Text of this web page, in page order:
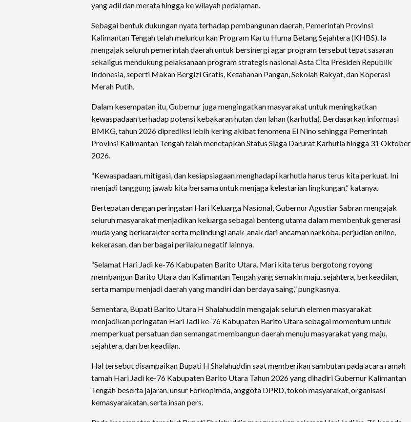
yang adil dan merata hingga ke wilayah pedalaman.
Sebagai bentuk dukungan nyata terhadap pembangunan daerah, Pemerintah Provinsi
Kalimantan Tengah telah meluncurkan Program Kartu Huma Betang Sejahtera (KHBS). Ia
mengajak seluruh pemerintah daerah untuk bersinergi agar program tersebut tepat sasaran
sekaligus mendukung pelaksanaan program strategis nasional Asta Cita Presiden Republik
Indonesia, seperti Makan Bergizi Gratis, Ketahanan Pangan, Sekolah Rakyat, dan Koperasi
Merah Putih.
Dalam kesempatan itu, Gubernur juga mengingatkan masyarakat untuk meningkatkan
kewaspadaan terhadap potensi kebakaran hutan dan lahan (karhutla). Berdasarkan informasi
BMKG, tahun 2026 diprediksi lebih kering akibat fenomena El Nino sehingga Pemerintah
Provinsi Kalimantan Tengah telah menetapkan Status Siaga Darurat Karhutla hingga 31 Oktober
2026.
“Kewaspadaan, mitigasi, dan kesiapsiagaan menghadapi karhutla harus terus kita perkuat. Ini
menjadi tanggung jawab kita bersama untuk menjaga kelestarian lingkungan,” katanya.
Bertepatan dengan peringatan Hari Keluarga Nasional, Gubernur Agustiar Sabran mengajak
seluruh masyarakat menjadikan keluarga sebagai benteng utama dalam membentuk generasi
muda yang berkarakter serta melindungi anak-anak dari ancaman narkoba, perjudian online,
kekerasan, dan berbagai perilaku negatif lainnya.
“Selamat Hari Jadi ke-76 Kabupaten Barito Utara. Mari kita terus bergotong royong
membangun Barito Utara dan Kalimantan Tengah yang semakin maju, sejahtera, berkeadilan,
serta mampu menjadi daerah yang mandiri dan berdaya saing,” pungkasnya.
Sementara, Bupati Barito Utara H Shalahuddin mengajak seluruh elemen masyarakat
menjadikan peringatan Hari Jadi ke-76 Kabupaten Barito Utara sebagai momentum untuk
memperkuat persatuan dan semangat membangun daerah menuju masyarakat yang maju,
sejahtera, dan berkeadilan.
Hal tersebut disampaikan Bupati H Shalahuddin saat memberikan sambutan pada acara ramah
tamah Hari Jadi ke-76 Kabupaten Barito Utara Tahun 2026 yang dihadiri Gubernur Kalimantan
Tengah beserta jajaran, unsur Forkopimda, anggota DPRD, tokoh masyarakat, organisasi
kemasyarakatan, serta insan pers.